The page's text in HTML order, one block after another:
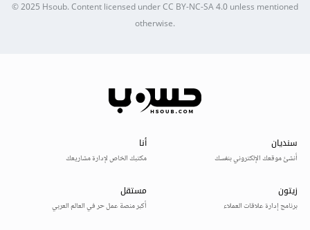
© 2025Hsoub.Content licensed underCC BY-NC-SA 4.0unless mentioned
otherwise.